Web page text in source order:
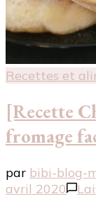
Recettes et
[Recette
fromage
par bibi-blog-
avril 2020